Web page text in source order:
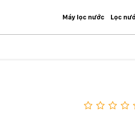
Máy lọc nước Lọc